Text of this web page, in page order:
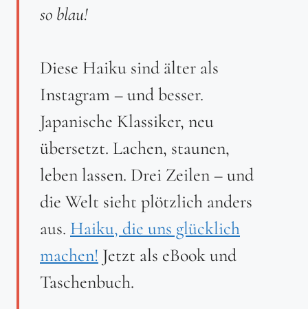
so blau!
Diese Haiku sind älter als
Instagram – und besser.
Japanische Klassiker, neu
übersetzt. Lachen, staunen,
leben lassen. Drei Zeilen – und
die Welt sieht plötzlich anders
aus. Haiku, die uns glücklich
machen! Jetzt als eBook und
Taschenbuch.